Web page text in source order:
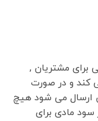
برای مشتریان ,
کند و در صورت
ارسال می شود هیچ
مادی برای